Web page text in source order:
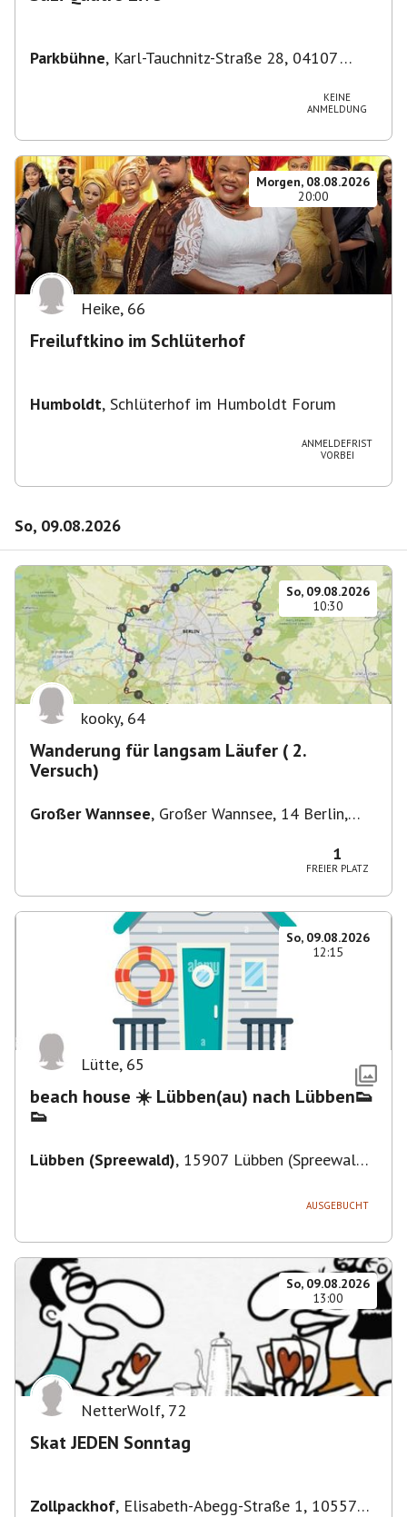
Parkbühne, Karl-Tauchnitz-Straße 28, 04107
KEINE
ANMELDUNG
Morgen, 08.08.2026
20:00
Heike, 66
Freiluftkino im Schlüterhof
Humboldt, Schlüterhof im Humboldt Forum
ANMELDEFRIST
VORBEI
So, 09.08.2026
So, 09.08.2026
10:30
kooky, 64
Wanderung für langsam Läufer ( 2.
Versuch)
Großer Wannsee, Großer Wannsee, 14 Berlin,
1
FREIER PLATZ
So, 09.08.2026
12:15
Lütte, 65
beach house ☀️ Lübben(au) nach Lübben👟
👟
Lübben (Spreewald), 15907 Lübben (Spreewald),
AUSGEBUCHT
So, 09.08.2026
13:00
NetterWolf, 72
Skat JEDEN Sonntag
Zollpackhof, Elisabeth-Abegg-Straße 1, 10557